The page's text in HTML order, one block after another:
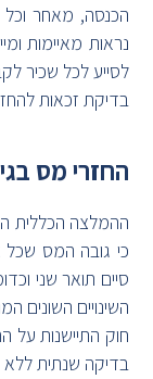
הכנסה, מאחר וכל
נראות מאיימות
לסייע לכל שכיר
בדיקת זכאות
החזרי מס
ההמלצה הכללית
כי גובה המס
סיים תואר שני
השינויים
בדיקה שנתית